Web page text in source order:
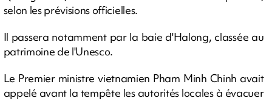
selon les prévisions officielles.
Il passera notamment par la baie d'Halong, classée au
patrimoine de l'Unesco.
Le Premier ministre vietnamien Pham Minh Chinh avait
appelé avant la tempête les autorités locales à évacuer